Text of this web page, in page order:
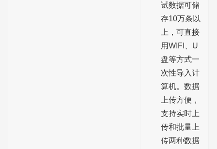
试数据可储
存10万条以
上，可直接
用WIFI、U
盘等方式一
次性导入计
算机。数据
上传方便，
支持实时上
传和批量上
传两种数据